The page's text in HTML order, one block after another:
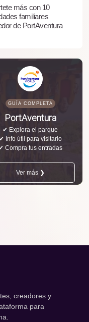
más con 10
familiares
de PortAventura
GUÍA COMPLETA
PortAventura
✔ Explora el parque
✔ Info útil para visitarlo
Compra tus entradas
Ver más ❯
creadores y
para